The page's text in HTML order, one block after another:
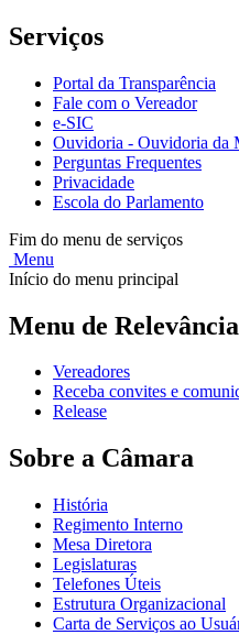
Serviços
Portal da Transparência
Fale com o Vereador
e-SIC
Ouvidoria - Ouvidoria da
Perguntas Frequentes
Privacidade
Escola do Parlamento
Fim do menu de serviços
Menu
Início do menu principal
Menu de Relevância
Vereadores
Receba convites e
Release
Sobre a Câmara
História
Regimento Interno
Mesa Diretora
Legislaturas
Telefones Úteis
Estrutura Organizacional
Carta de Serviços ao